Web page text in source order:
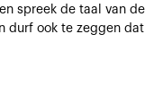
spreek de taal van de
durf ook te zeggen dat